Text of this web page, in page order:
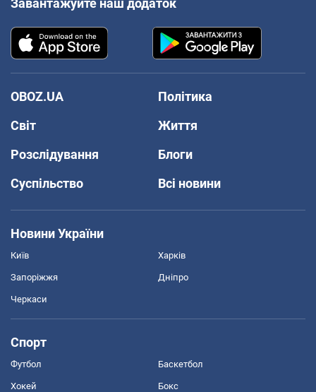
OBOZ.UA
Політика
Світ
Життя
Розслідування
Блоги
Суспільство
Всі новини
Новини України
Київ Харків
Запоріжжя Дніпро
Черкаси
Спорт
Футбол Баскетбол
Хокей Бокс